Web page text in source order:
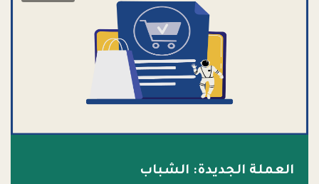
العملة الجديدة: الشباب